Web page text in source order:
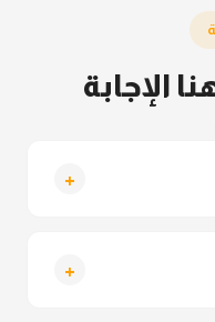
الإجابة
+
+